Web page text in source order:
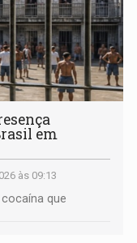
em
às 09:13
que